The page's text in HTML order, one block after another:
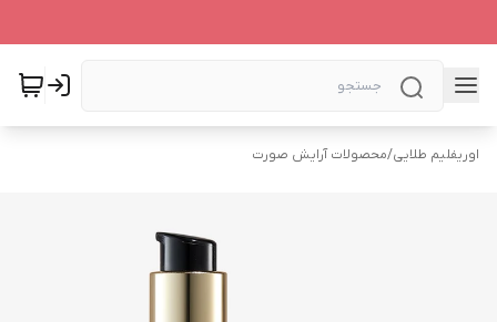
اوریفلیم طلایی/محصولات آرایش صورت